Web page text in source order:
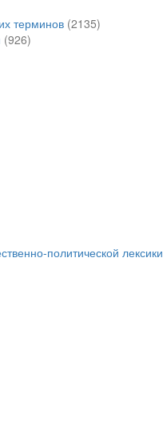
терминов (2135)
(926)
политической лексики